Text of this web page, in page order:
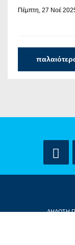
Πέμπτη, 27 Νοέ
ΔΗΛΩΣΗ